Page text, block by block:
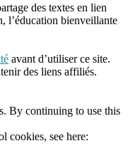
des textes en lien
l’éducation bienveillante
avant d’utiliser ce site.
des liens affiliés.
By continuing to use this
cookies, see here: